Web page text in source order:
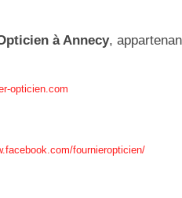
à Annecy,
opticien.com
fournieropticien/